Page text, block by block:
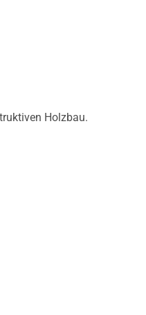
Holzbau.